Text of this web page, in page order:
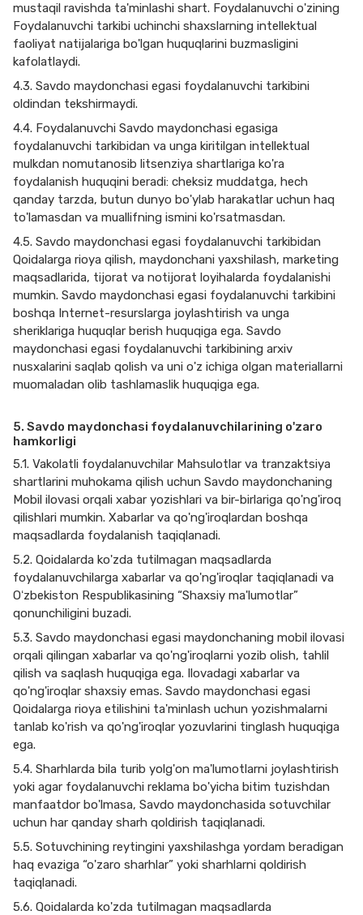
mustaqil ravishda ta'minlashi shart. Foydalanuvchi o'zining
Foydalanuvchi tarkibi uchinchi shaxslarning intellektual
faoliyat natijalariga bo'lgan huquqlarini buzmasligini
kafolatlaydi.
4.3. Savdo maydonchasi egasi foydalanuvchi tarkibini
oldindan tekshirmaydi.
4.4. Foydalanuvchi Savdo maydonchasi egasiga
foydalanuvchi tarkibidan va unga kiritilgan intellektual
mulkdan nomutanosib litsenziya shartlariga ko'ra
foydalanish huquqini beradi: cheksiz muddatga, hech
qanday tarzda, butun dunyo bo'ylab harakatlar uchun haq
to'lamasdan va muallifning ismini ko'rsatmasdan.
4.5. Savdo maydonchasi egasi foydalanuvchi tarkibidan
Qoidalarga rioya qilish, maydonchani yaxshilash, marketing
maqsadlarida, tijorat va notijorat loyihalarda foydalanishi
mumkin. Savdo maydonchasi egasi foydalanuvchi tarkibini
boshqa Internet-resurslarga joylashtirish va unga
sheriklariga huquqlar berish huquqiga ega. Savdo
maydonchasi egasi foydalanuvchi tarkibining arxiv
nusxalarini saqlab qolish va uni o'z ichiga olgan materiallarni
muomaladan olib tashlamaslik huquqiga ega.
5. Savdo maydonchasi foydalanuvchilarining o'zaro
hamkorligi
5.1. Vakolatli foydalanuvchilar Mahsulotlar va tranzaktsiya
shartlarini muhokama qilish uchun Savdo maydonchaning
Mobil ilovasi orqali xabar yozishlari va bir-birlariga qo'ng'iroq
qilishlari mumkin. Xabarlar va qo'ng'iroqlardan boshqa
maqsadlarda foydalanish taqiqlanadi.
5.2. Qoidalarda ko'zda tutilmagan maqsadlarda
foydalanuvchilarga xabarlar va qo'ng'iroqlar taqiqlanadi va
Oʻzbekiston Respublikasining “Shaxsiy ma'lumotlar”
qonunchiligini buzadi.
5.3. Savdo maydonchasi egasi maydonchaning mobil ilovasi
orqali qilingan xabarlar va qo'ng'iroqlarni yozib olish, tahlil
qilish va saqlash huquqiga ega. Ilovadagi xabarlar va
qo'ng'iroqlar shaxsiy emas. Savdo maydonchasi egasi
Qoidalarga rioya etilishini ta'minlash uchun yozishmalarni
tanlab ko'rish va qo'ng'iroqlar yozuvlarini tinglash huquqiga
ega.
5.4. Sharhlarda bila turib yolg'on ma'lumotlarni joylashtirish
yoki agar foydalanuvchi reklama bo'yicha bitim tuzishdan
manfaatdor bo'lmasa, Savdo maydonchasida sotuvchilar
uchun har qanday sharh qoldirish taqiqlanadi.
5.5. Sotuvchining reytingini yaxshilashga yordam beradigan
haq evaziga “o'zaro sharhlar” yoki sharhlarni qoldirish
taqiqlanadi.
5.6. Qoidalarda ko'zda tutilmagan maqsadlarda